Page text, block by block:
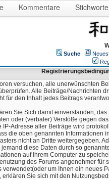
Kommentare Stichworte
Suche
versuchen, alle unerwünschten
Alle Beiträge/Nachrichten
für den Inhalt jedes Beitrags
Sie Sich damit einverstanden,
oder (verbaler) Verstöße gegen
Adresse aller Beiträge wird
die oben genannten Informationen
nicht an Dritte weitergegeben.
diese Daten durch so
auf ihrem Computer zu
des Forums angenehmer
um Ihnen ein neues
Sie sich mit den